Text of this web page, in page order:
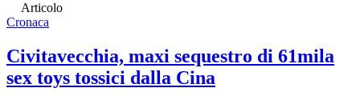
Articolo
Cronaca
Civitavecchia, maxi sequestro di 61mila
sex toys tossici dalla Cina